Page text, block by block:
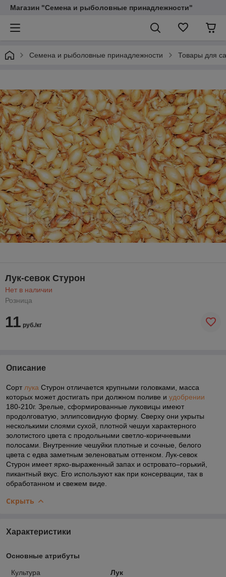
Магазин "Семена и рыболовные принадлежности"
Семена и рыболовные принадлежности Товары для
Лук-севок Стурон
Нет в наличии
Розница
11 руб./кг
Описание
Сорт лука Стурон отличается крупными головками, масса
которых может достигать при должном поливе и удобрении
180-210г. Зрелые, сформированные луковицы имеют
продолговатую, эллипсовидную форму. Сверху они укрыты
несколькими слоями сухой, плотной чешуи характерного
золотистого цвета с продольными светло-коричневыми
полосами. Внутренние чешуйки плотные и сочные, белого
цвета с едва заметным зеленоватым оттенком. Лук-севок
Стурон имеет ярко-выраженный запах и островато–горький,
пикантный вкус. Его используют как при консервации, так в
обработанном и свежем виде.
Скрыть
Характеристики
Основные атрибуты
Культура
Лук